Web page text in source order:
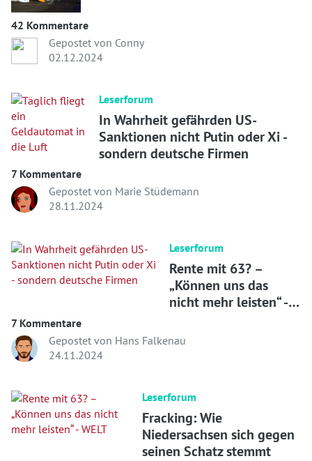
42 Kommentare
Gepostet von Conny
02.12.2024
Leserforum
In Wahrheit gefährden US-
Sanktionen nicht Putin oder Xi -
sondern deutsche Firmen
7 Kommentare
Gepostet von Marie Stüdemann
28.11.2024
Leserforum
Rente mit 63? –
„Können uns das
nicht mehr leisten“ -
7 Kommentare
Gepostet von Hans Falkenau
24.11.2024
Leserforum
Fracking: Wie
Niedersachsen sich gegen
seinen Schatz stemmt